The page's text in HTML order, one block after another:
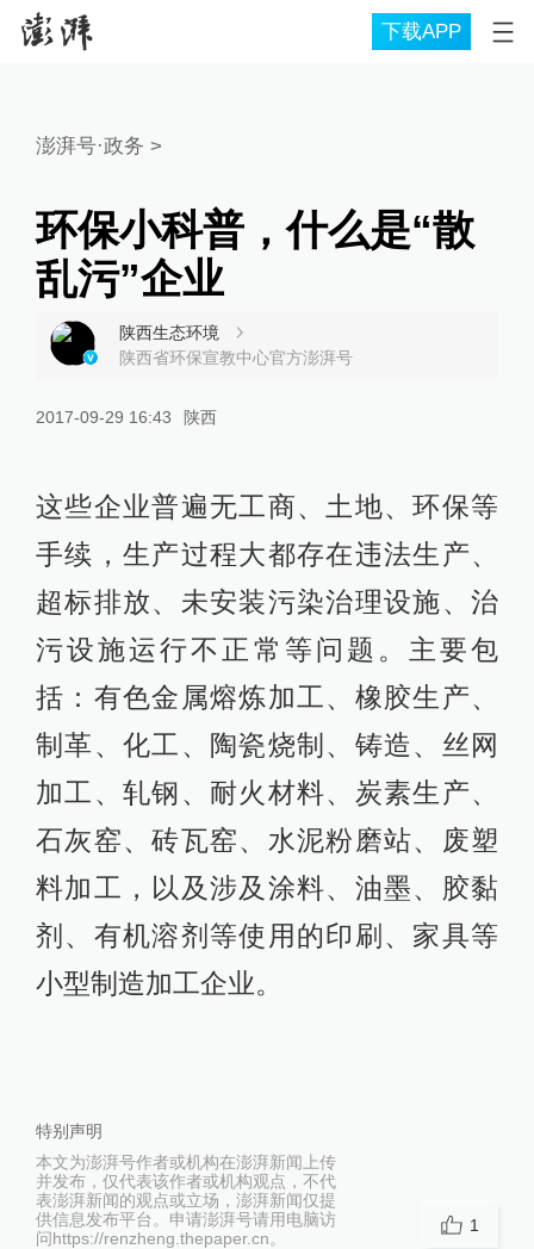
下载APP
澎湃号·政务 >
环保小科普，什么是“散
乱污”企业
陕西生态环境
陕西省环保宣教中心官方澎湃号
2017-09-29 16:43 陕西
这些企业普遍无工商、土地、环保等
手续，生产过程大都存在违法生产、
超标排放、未安装污染治理设施、治
污设施运行不正常等问题。主要包
括：有色金属熔炼加工、橡胶生产、
制革、化工、陶瓷烧制、铸造、丝网
加工、轧钢、耐火材料、炭素生产、
石灰窑、砖瓦窑、水泥粉磨站、废塑
料加工，以及涉及涂料、油墨、胶黏
剂、有机溶剂等使用的印刷、家具等
小型制造加工企业。
特别声明
本文为澎湃号作者或机构在澎湃新闻上传
并发布，仅代表该作者或机构观点，不代
表澎湃新闻的观点或立场，澎湃新闻仅提
供信息发布平台。申请澎湃号请用电脑访
问https://renzheng.thepaper.cn。
1